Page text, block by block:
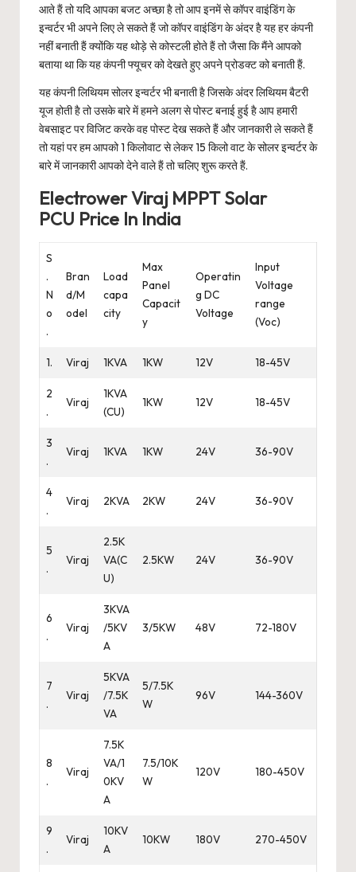
आते हैं तो यदि आपका बजट अच्छा है तो आप इनमें से कॉपर वाइंडिंग के
इन्वर्टर भी अपने लिए ले सकते हैं जो कॉपर वाइंडिंग के अंदर है यह हर कंपनी
नहीं बनाती हैं क्योंकि यह थोड़े से कोस्टली होते हैं तो जैसा कि मैंने आपको
बताया था कि यह कंपनी फ्यूचर को देखते हुए अपने प्रोडक्ट को बनाती हैं.
यह कंपनी लिथियम सोलर इन्वर्टर भी बनाती है जिसके अंदर लिथियम बैटरी
यूज होती है तो उसके बारे में हमने अलग से पोस्ट बनाई हुई है आप हमारी
वेबसाइट पर विजिट करके वह पोस्ट देख सकते हैं और जानकारी ले सकते हैं
तो यहां पर हम आपको 1 किलोवाट से लेकर 15 किलो वाट के सोलर इन्वर्टर के
बारे में जानकारी आपको देने वाले हैं तो चलिए शुरू करते हैं.
Electrower Viraj MPPT Solar
PCU Price In India
S
.
N
o
.
Bran
d/M
odel
Load
capa
city
Max
Panel
Capacit
y
Operatin
g DC
Voltage
Input
Voltage
range
(Voc)
1. Viraj 1KVA 1KW 12V 18-45V
2
.
Viraj
1KVA
(CU)
1KW 12V 18-45V
3
.
Viraj 1KVA 1KW 24V 36-90V
4
.
Viraj 2KVA 2KW 24V 36-90V
5
.
Viraj
2.5K
VA(C
U)
2.5KW 24V 36-90V
6
.
Viraj
3KVA
/5KV
A
3/5KW 48V 72-180V
7
.
Viraj
5KVA
/7.5K
VA
5/7.5K
W
96V 144-360V
8
.
Viraj
7.5K
VA/1
0KV
A
7.5/10K
W
120V 180-450V
9
.
Viraj
10KV
A
10KW 180V 270-450V